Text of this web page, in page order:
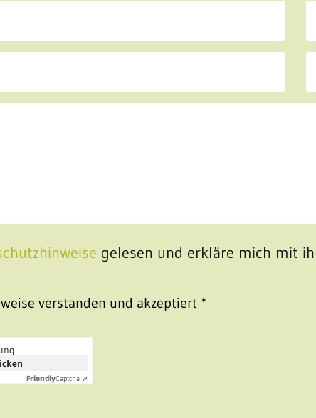
gelesen und erkläre mich mit
verstanden und akzeptiert *
FriendlyCaptcha ⇗